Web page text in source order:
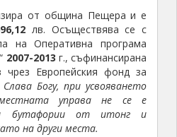
от община Пещера и е
лв. Осъществява се с
на Оперативна програма
2007-2013 г., съфинансирана
чрез Европейския фонд за
Слава Богу, при усвояването
управа не се е
бутафории от итонг и
на други места.